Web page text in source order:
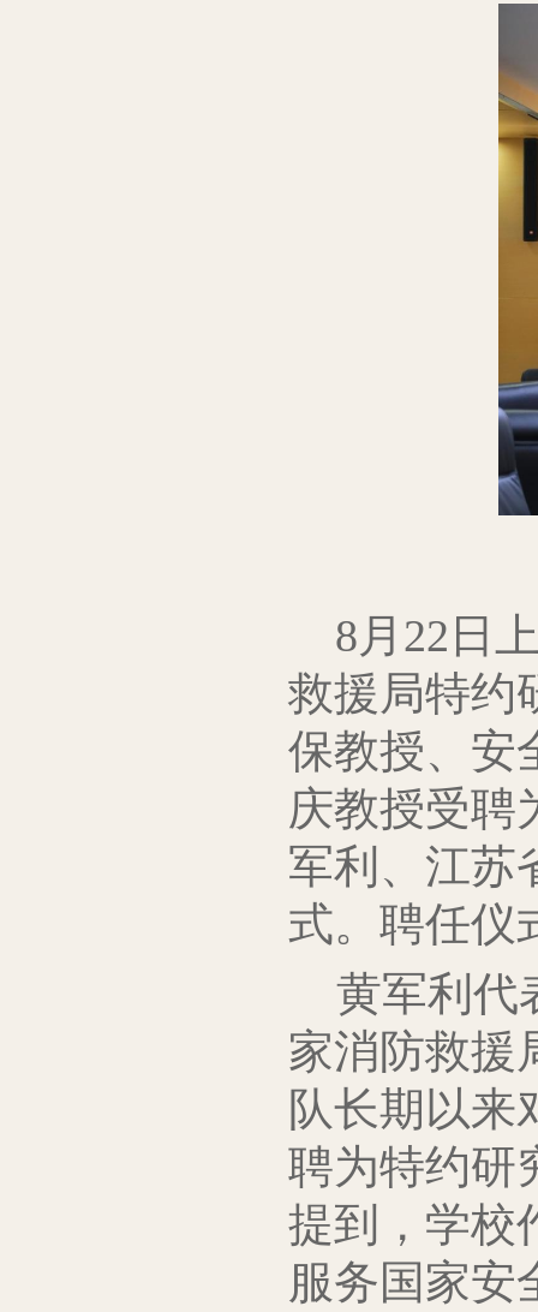
8月22日
救援局特约
保教授、安
庆教授受聘
军利、江苏
式。聘任仪
黄军利代
家消防救援
队长期以来
聘为特约研
提到，学校
服务国家安